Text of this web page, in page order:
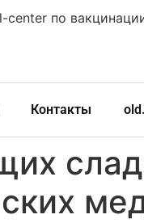
center по
Контакты